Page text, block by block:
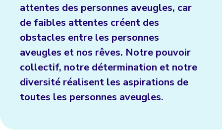
attentes des personnes aveugles, car
de faibles attentes créent des
obstacles entre les personnes
aveugles et nos rêves. Notre pouvoir
collectif, notre détermination et notre
diversité réalisent les aspirations de
toutes les personnes aveugles.